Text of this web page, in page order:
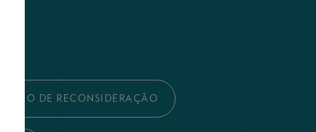
DE RECONSIDERAÇÃO